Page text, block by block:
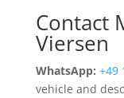
Contact
Viersen
WhatsApp: +49
vehicle and